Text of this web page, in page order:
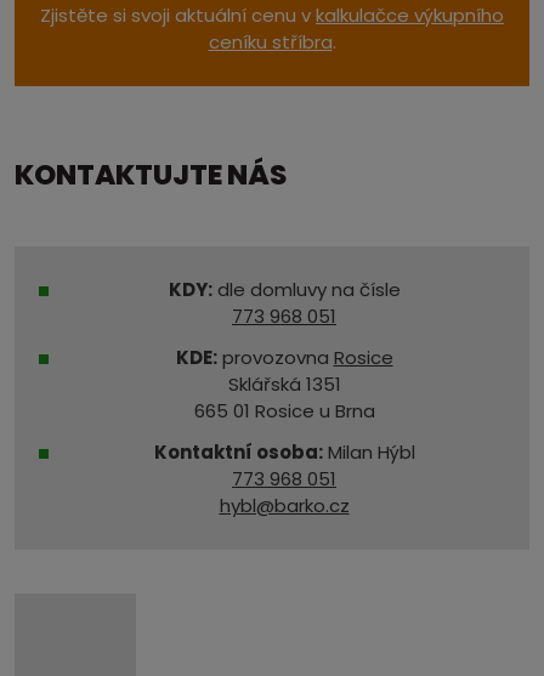
Zjistěte si svoji aktuální cenu vkalkulačce výkupního
ceníku stříbra.
KONTAKTUJTE NÁS
KDY:dle domluvy na čísle
773 968 051
KDE:provozovna Rosice
Sklářská 1351
665 01 Rosice u Brna
Kontaktní osoba:Milan Hýbl
773 968 051
hybl@barko.cz